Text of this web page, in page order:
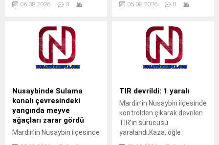
Devlet Hastanesi’nde İç
Ali Yiğit hasta kabulüne
başladı. Muayene olmak
isteyen vatandaşlar, ALO
182 çağrı merkezi veya
MHRS (Merkezi Hekim
üzerinden randevu alarak
muayene olabilecek. Tap
Simulator Codes
06.08.2026 0
korkulukları arasına kafası
Ahmet Akkuş’un
müdahalesiyle kurtarıldı.
Olay, akşam saatlerinde
Cumhuriyet Mahallesi’nde
meydana geldi.Akrabalarını
çocuk, pencerenin demir
korkulukları arasına kafasını
sokunca sıkışarak mahsur
kaldı. Çocuğun ağlama
sesini duyan yakınları
yardıma koştu. Durumu fark
05.08.2026 0
Nusaybinde Sulama
kanalı çevresindeki
yangında meyve
ağaçları zarar gördü
Mardin’in Nusaybin ilçesinde
TIR devrildi: 1 yaralı
Mardin’in Nusaybin ilçesinde
kontrolden çıkarak devrilen
TIR’ın sürücüsü
yaralandı.Kaza, öğle